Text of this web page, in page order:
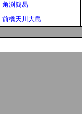
角渕簡易
前橋天川大島